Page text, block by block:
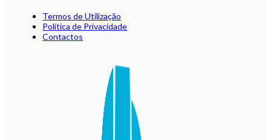
Termos de Utilização
Política de Privacidade
Contactos